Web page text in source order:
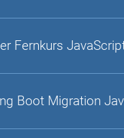
Fernkurs
Boot Migration